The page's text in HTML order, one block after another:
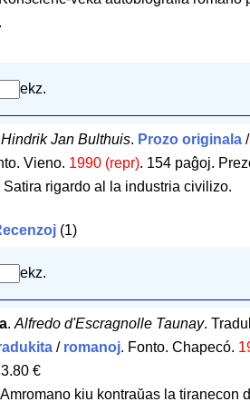
ekz.
Hindrik Jan Bulthuis. Prozo originala/
Vieno. 1990 (repr). 154 paĝoj.
Satira rigardo al la industria civilizo.
(1)
ekz.
.Alfredo d'Escragnolle Taunay.
/ romanoj. Fonto. Chapecó.
€
Amromano kiu kontraŭas la tiranecon